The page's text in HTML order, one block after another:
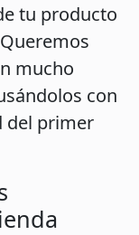
tu producto
mucho
con
del primer